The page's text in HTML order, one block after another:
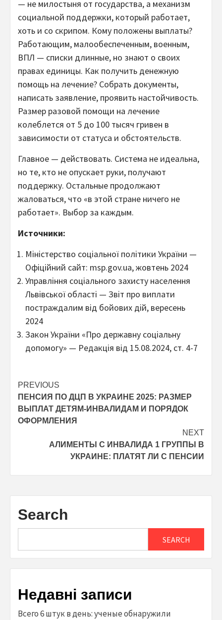
— не милостыня от государства, а механизм
социальной поддержки, который работает,
хоть и со скрипом. Кому положены выплаты?
Работающим, малообеспеченным, военным,
ВПЛ — списки длинные, но знают о своих
правах единицы. Как получить денежную
помощь на лечение? Собрать документы,
написать заявление, проявить настойчивость.
Размер разовой помощи на лечение
колеблется от 5 до 100 тысяч гривен в
зависимости от статуса и обстоятельств.
Главное — действовать. Система не идеальна,
но те, кто не опускает руки, получают
поддержку. Остальные продолжают
жаловаться, что «в этой стране ничего не
работает». Выбор за каждым.
Источники:
Міністерство соціальної політики України —
Офіційний сайт: msp.gov.ua, жовтень 2024
Управління соціального захисту населення
Львівської області — Звіт про виплати
постраждалим від бойових дій, вересень
2024
Закон України «Про державну соціальну
допомогу» — Редакція від 15.08.2024, ст. 4-7
Post
navigation
PREVIOUS
ПЕНСИЯ ПО ДЦП В УКРАИНЕ 2025: РАЗМЕР
ВЫПЛАТ ДЕТЯМ-ИНВАЛИДАМ И ПОРЯДОК
ОФОРМЛЕНИЯ
NEXT
АЛИМЕНТЫ С ИНВАЛИДА 1 ГРУППЫ В
УКРАИНЕ: ПЛАТЯТ ЛИ С ПЕНСИИ
Search
SEARCH
Недавні записи
Всего 6 штук в день: ученые обнаружили